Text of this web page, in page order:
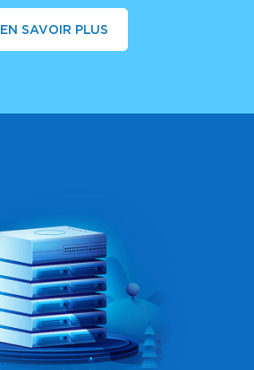
EN SAVOIR PLUS